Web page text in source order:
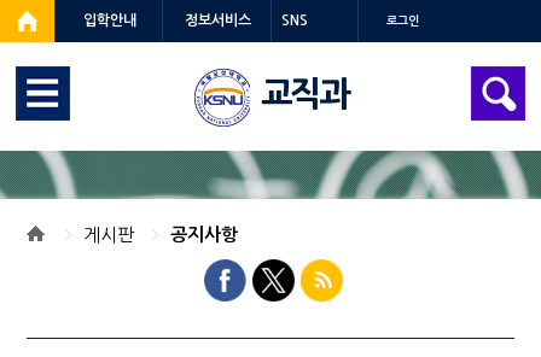
입학안내 정보서비스 SNS 로그인
교직과
게시판 공지사항